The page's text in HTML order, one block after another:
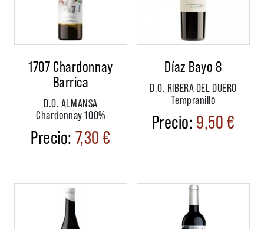
1707 Chardonnay
Barrica
D.O. ALMANSA
Chardonnay 100%
7,30€
Díaz Bayo 8
D.O. RIBERA DEL DUERO
Tempranillo
9,50€